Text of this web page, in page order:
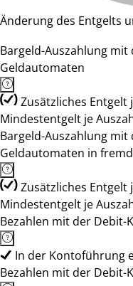
Änderung des Entgelts
Bargeld-Auszahlung
Geldautomaten
Zusätzliches Entgelt
Mindestentgelt je
Bargeld-Auszahlung
Geldautomaten in
Zusätzliches Entgelt
Mindestentgelt je
Bezahlen mit der Debit-
In der Kontoführung
Bezahlen mit der